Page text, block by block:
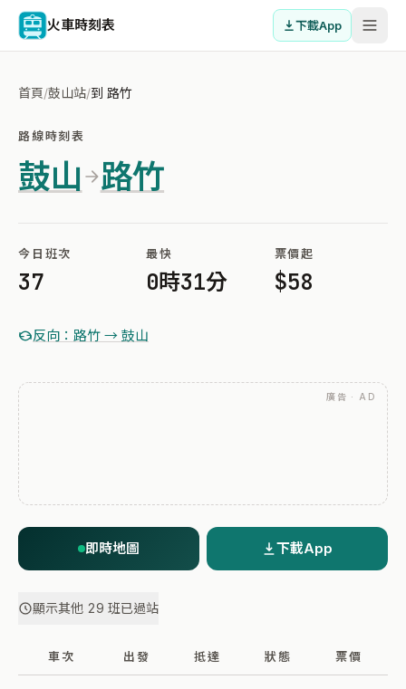
火車時刻表 下載App
首頁/鼓山站/到 路竹
路線時刻表
鼓山 路竹
今日班次
37
最快
0時31分
票價起
$58
反向：路竹 → 鼓山
廣告 · AD
即時地圖 下載App
顯示其他 29 班已過站
車次 出發 抵達 狀態 票價